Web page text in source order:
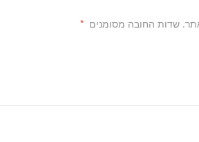
שדות החובה מסומנים *